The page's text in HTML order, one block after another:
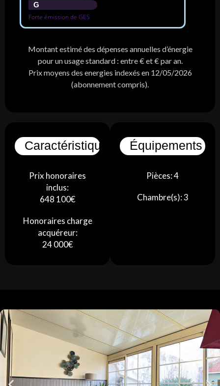
G
Forte émission de GES
Montant estimé des dépenses annuelles d’énergie
pour un usage standard : entre € et € par an.
Prix moyens des energies indexés en 12/05/2026
(abonnement compris).
Caractéristiques
Prix honoraires
inclus:
648 100€
Honoraires charge
acquéreur:
24 000€
Équipements
Pièces: 4
Chambre(s): 3